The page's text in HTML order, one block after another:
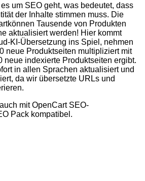
um SEO geht, was bedeutet, dass
der Inhalte stimmen muss. Die
Tausende von Produkten
aktualisiert werden! Hier kommt
KI-Übersetzung ins Spiel, nehmen
neue Produktseiten multipliziert mit
neue indexierte Produktseiten ergibt.
in allen Sprachen aktualisiert und
da wir übersetzte URLs und
mit OpenCart SEO-
Pack kompatibel.